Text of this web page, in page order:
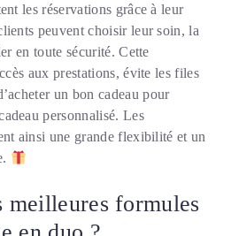
les réservations grâce à leur
peuvent choisir leur soin, la
en toute sécurité. Cette
aux prestations, évite les files
un bon cadeau pour
personnalisé. Les
ainsi une grande flexibilité et un
meilleures formules